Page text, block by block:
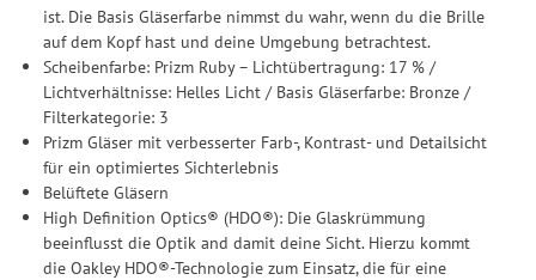
Durchführung von statistischer Analyse, Reichweitenmessungen,
Produktempfehlungen und nutzungsbasierter Werbung.
Informationen zu den einzelnen Funktionen, den Drittanbietern
und der Speicherdauer finden Sie unter Einstellungen. Diese
Einwilligung ist freiwillig, für die Nutzung unserer Website nicht
erforderlich und gilt, bis sie widerrufen wird. Sie können Ihre
Einwilligung unter Einstellungen lediglich für bestimmte
Drittanbieter erteilen und jederzeit für die Zukunft widerrufen.
ist. Die Basis Gläserfarbe nimmst du wahr, wenn du die Brille
auf dem Kopf hast und deine Umgebung betrachtest.
Scheibenfarbe: Prizm Ruby – Lichtübertragung: 17 % /
Lichtverhältnisse: Helles Licht / Basis Gläserfarbe: Bronze /
Filterkategorie: 3
Prizm Gläser mit verbesserter Farb-, Kontrast- und Detailsicht
für ein optimiertes Sichterlebnis
Belüftete Gläsern
High Definition Optics® (HDO®): Die Glaskrümmung
beeinflusst die Optik and damit deine Sicht. Hierzu kommt
die Oakley HDO®-Technologie zum Einsatz, die für eine